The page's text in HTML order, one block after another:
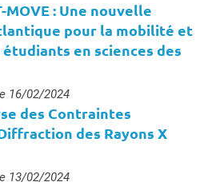
MOVE : Une nouvelle
pour la mobilité et
en sciences des
16/02/2024
des Contraintes
des Rayons X
13/02/2024